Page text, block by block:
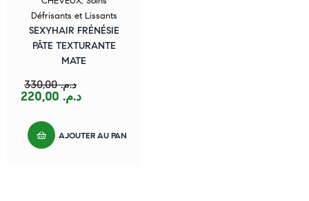
Défrisants et Lissants
SEXYHAIR FRÉNÉSIE
PÂTE TEXTURANTE
MATE
د.م.330,00
د.م.
AJOUTER AU PANIER